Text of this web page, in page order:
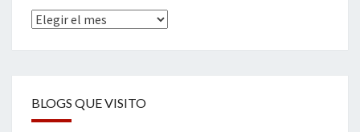
Archivos
BLOGS QUE VISITO